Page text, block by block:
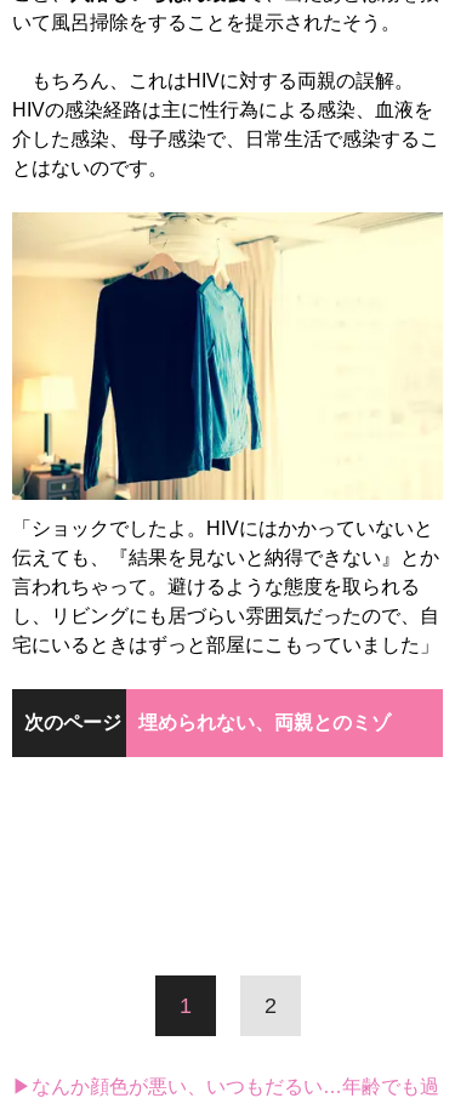
いて風呂掃除をすることを提示されたそう。
もちろん、これはHIVに対する両親の誤解。
HIVの感染経路は主に性行為による感染、血液を
介した感染、母子感染で、日常生活で感染するこ
とはないのです。
「ショックでしたよ。HIVにはかかっていないと
伝えても、『結果を見ないと納得できない』とか
言われちゃって。避けるような態度を取られる
し、リビングにも居づらい雰囲気だったので、自
宅にいるときはずっと部屋にこもっていました」
次のページ 埋められない、両親とのミゾ
1 2
▶なんか顔色が悪い、いつもだるい…年齢でも過